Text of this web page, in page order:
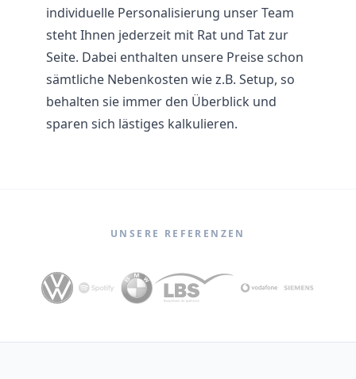
individuelle Personalisierung unser Team
steht Ihnen jederzeit mit Rat und Tat zur
Seite. Dabei enthalten unsere Preise schon
sämtliche Nebenkosten wie z.B. Setup, so
behalten sie immer den Überblick und
sparen sich lästiges kalkulieren.
UNSERE REFERENZEN